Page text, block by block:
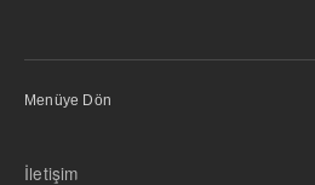
Menüye Dön
İletişim